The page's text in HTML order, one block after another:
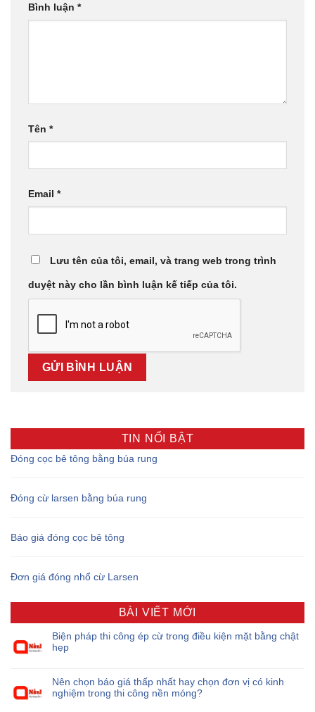
Bình luận *
Tên *
Email *
Lưu tên của tôi, email, và trang web trong trình
duyệt này cho lần bình luận kế tiếp của tôi.
TIN NỔI BẬT
Đóng cọc bê tông bằng búa rung
Đóng cừ larsen bằng búa rung
Báo giá đóng cọc bê tông
Đơn giá đóng nhổ cừ Larsen
BÀI VIẾT MỚI
Biện pháp thi công ép cừ trong điều kiện mặt bằng chật
hẹp
Nên chọn báo giá thấp nhất hay chọn đơn vị có kinh
nghiệm trong thi công nền móng?